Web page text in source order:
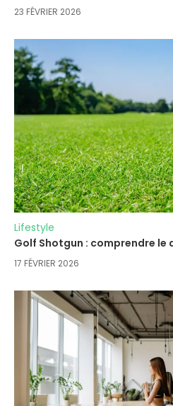
23 FÉVRIER 2026
Lifestyle
Golf Shotgun : comprendre le
17 FÉVRIER 2026